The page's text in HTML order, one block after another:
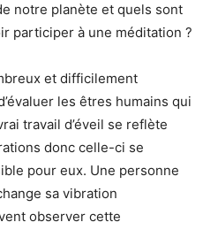
notre planète et quels sont
participer à une méditation ?
et difficilement
les êtres humains qui
travail d’éveil se reflète
donc celle-ci se
pour eux. Une personne
sa vibration
observer cette